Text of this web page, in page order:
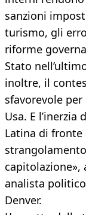
sanzioni
turismo, gli
riforme
Stato
inoltre, il
sfavorevole per
Usa. E l’inerzia
Latina di fronte
capitolazione»,
analista
Denver.